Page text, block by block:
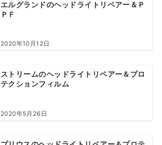
エルグランドのヘッドライトリペアー＆Ｐ
ＰＦ
2020年10月12日
ストリームのヘッドライトリペアー＆プロ
テクションフィルム
2020年5月26日